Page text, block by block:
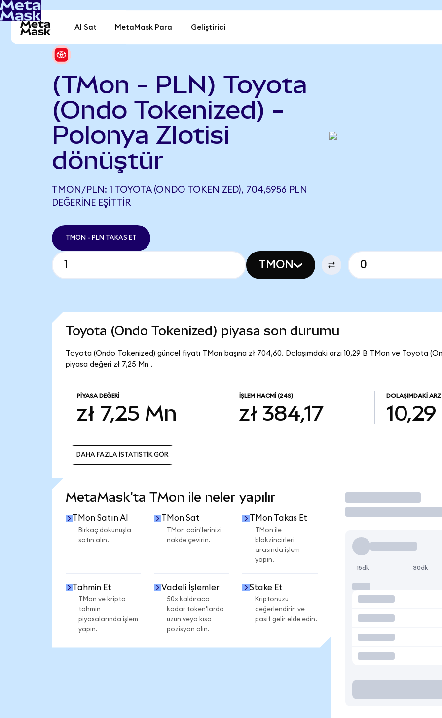
Al Sat MetaMask Para Geliştirici
(TMon - PLN) Toyota
(Ondo Tokenized) -
Polonya Zlotisi
dönüştür
TMON/PLN: 1 TOYOTA (ONDO TOKENIZED), 704,5956 PLN
DEĞERINE EŞITTIR
TMON - PLN TAKAS ET
TMON
Toyota (Ondo Tokenized) piyasa son durumu
Toyota (Ondo Tokenized) güncel fiyatı TMon başına zł 704,60. Dolaşımdaki arzı 10,29 B TMon ve Toyota
piyasa değeri zł 7,25 Mn .
PIYASA DEĞERI
zł 7,25 Mn
İŞLEM HACMI (24S)
zł 384,17
DOLAŞIMDAKI ARZ
10,29
DAHA FAZLA İSTATİSTİK GÖR
MetaMask'ta TMon ile neler yapılır
TMon Satın Al
Birkaç dokunuşla
satın alın.
TMon Sat
TMon coin'lerinizi
nakde çevirin.
TMon Takas Et
TMon ile
blokzincirleri
arasında işlem
yapın.
Tahmin Et
TMon ve kripto
tahmin
piyasalarında işlem
yapın.
Vadeli İşlemler
50x kaldıraca
kadar token'larda
uzun veya kısa
pozisyon alın.
Stake Et
Kriptonuzu
değerlendirin ve
pasif gelir elde edin.
İşlem Yap
15dk 30dk